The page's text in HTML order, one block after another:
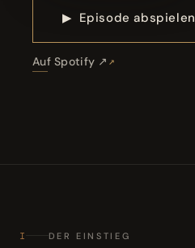
▶ Episode abspielen
Auf Spotify ↗
I DER EINSTIEG